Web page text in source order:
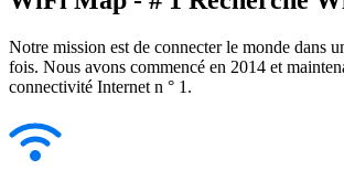
Notre mission est de connecter le monde dans
fois. Nous avons commencé en 2014 et
connectivité Internet n ° 1.